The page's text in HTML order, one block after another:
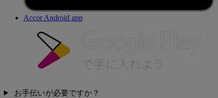
Accor Android app
お手伝いが必要ですか？